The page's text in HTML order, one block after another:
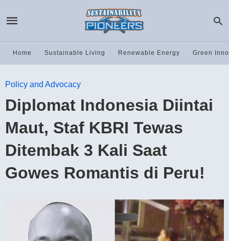
Home Sustainable Living Renewable Energy Green
Policy and Advocacy
Diplomat Indonesia Diintai
Maut, Staf KBRI Tewas
Ditembak 3 Kali Saat
Gowes Romantis di Peru!